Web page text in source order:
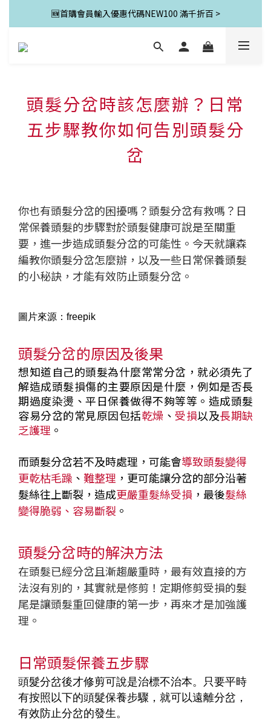
🆕首購會員輸入優惠代碼NEW100 滿千折百 >
頭髮分岔時該怎麼辦？日常
五步驟教你如何告別頭髮分
岔
你也有頭髮分岔的困擾嗎？頭髮分岔有救嗎？日
常保養頭髮的步驟對於頭髮健康可說是至關重
要，進一步造成頭髮分岔的可能性。今天就讓森
編教你頭髮分岔怎麼辦，以及一些日常保養頭髮
的小秘訣，才能有效防止頭髮分岔。
圖片來源：freepik
頭髮分岔的原因及後果
想知道自己的頭髮為什麼常常分岔，就必須先了
解造成頭髮損傷的主要原因是什麼，例如是否長
期過度染燙、平日保養做得不夠等等。造成頭髮
容易分岔的常見原因包括乾燥 、 受損以及長期缺
乏護理 。
而頭髮分岔若不及時處理，可能會導致頭髮變得
更乾枯毛躁 、 難整理 ，更可能讓分岔的部分沿著
髮絲往上斷裂，造成更嚴重髮絲受損 ，最後髮絲
變得脆弱、容易斷裂 。
頭髮分岔時的解決方法
在頭髮已經分岔且漸趨嚴重時，最有效直接的方
法沒有別的，其實就是修剪！定期修剪受損的髮
尾是讓頭髮重回健康的第一步，再來才是加強護
理。
日常頭髮保養五步驟
頭髮分岔後才修剪可說是治標不治本。只要平時
有按照以下的頭髮保養步驟，就可以遠離分岔，
有效防止分岔的發生。